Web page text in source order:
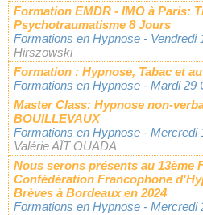
Formation EMDR - IMO à Paris:
Psychotraumatisme 8 Jours
Formations en Hypnose - Vendredi
Hirszowski
Formation : Hypnose, Tabac et
Formations en Hypnose - Mardi 29
Master Class: Hypnose non-
BOUILLEVAUX
Formations en Hypnose - Mercredi
Valérie AÏT OUADA
Nous serons présents au 13ème
Confédération Francophone
Brèves à Bordeaux en 2024
Formations en Hypnose - Mercredi